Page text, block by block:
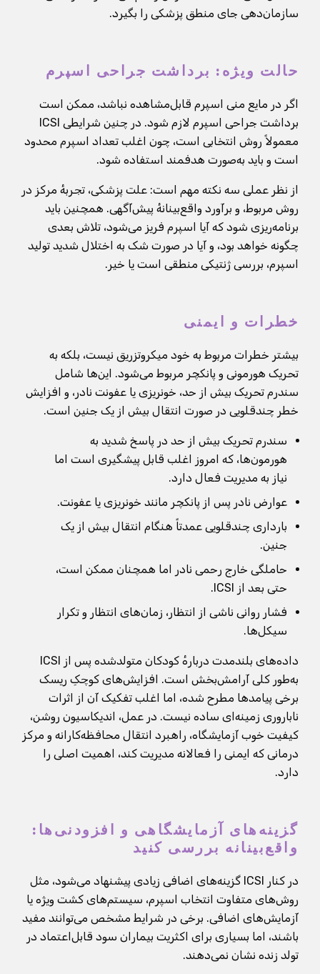
سازمان‌دهی جای منطق پزشکی را بگیرد.
حالت ویژه: برداشت جراحی اسپرم
اگر در مایع منی اسپرم قابل‌مشاهده نباشد، ممکن است
برداشت جراحی اسپرم لازم شود. در چنین شرایطی ICSI
معمولاً روش انتخابی است، چون اغلب تعداد اسپرم محدود
است و باید به‌صورت هدفمند استفاده شود.
از نظر عملی سه نکته مهم است: علت پزشکی، تجربهٔ مرکز در
روش مربوط، و برآورد واقع‌بینانهٔ پیش‌آگهی. همچنین باید
برنامه‌ریزی شود که آیا اسپرم فریز می‌شود، تلاش بعدی
چگونه خواهد بود، و آیا در صورت شک به اختلال شدید تولید
اسپرم، بررسی ژنتیکی منطقی است یا خیر.
خطرات و ایمنی
بیشتر خطرات مربوط به خود میکروتزریق نیست، بلکه به
تحریک هورمونی و پانکچر مربوط می‌شود. این‌ها شامل
سندرم تحریک بیش از حد، خونریزی یا عفونت نادر، و افزایش
خطر چندقلویی در صورت انتقال بیش از یک جنین است.
سندرم تحریک بیش از حد در پاسخ شدید به
هورمون‌ها، که امروز اغلب قابل پیشگیری است اما
نیاز به مدیریت فعال دارد.
عوارض نادر پس از پانکچر مانند خونریزی یا عفونت.
بارداری چندقلویی عمدتاً هنگام انتقال بیش از یک
جنین.
حاملگی خارج رحمی نادر اما همچنان ممکن است،
حتی بعد از ICSI.
فشار روانی ناشی از انتظار، زمان‌های انتظار و تکرار
سیکل‌ها.
داده‌های بلندمدت دربارهٔ کودکان متولدشده پس از ICSI
به‌طور کلی آرامش‌بخش است. افزایش‌های کوچکِ ریسک
برخی پیامدها مطرح شده، اما اغلب تفکیک آن از اثرات
ناباروری زمینه‌ای ساده نیست. در عمل، اندیکاسیون روشن،
کیفیت خوب آزمایشگاه، راهبرد انتقال محافظه‌کارانه و مرکز
درمانی که ایمنی را فعالانه مدیریت کند، اهمیت اصلی را
دارد.
گزینه‌های آزمایشگاهی و افزودنی‌ها:
واقع‌بینانه بررسی کنید
در کنار ICSI گزینه‌های اضافی زیادی پیشنهاد می‌شود، مثل
روش‌های متفاوت انتخاب اسپرم، سیستم‌های کشت ویژه یا
آزمایش‌های اضافی. برخی در شرایط مشخص می‌توانند مفید
باشند، اما بسیاری برای اکثریت بیماران سود قابل‌اعتماد در
تولد زنده نشان نمی‌دهند.